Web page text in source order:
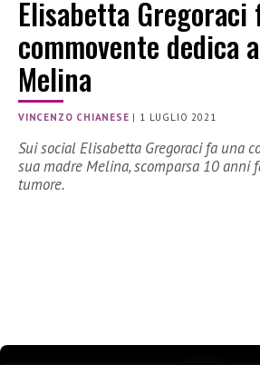
Elisabetta Gregoraci
commovente dedica
Melina
VINCENZO CHIANESE | 1 LUGLIO 2021
Sui social Elisabetta Gregoraci fa una
sua madre Melina, scomparsa 10 anni
tumore.